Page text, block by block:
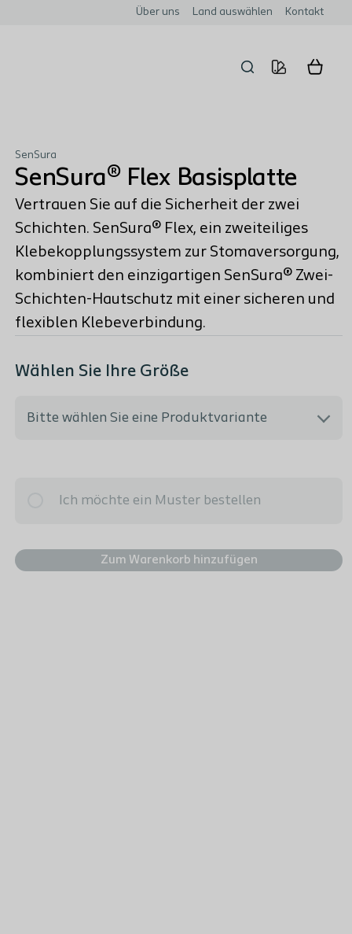
Über uns Land auswählen Kontakt
SenSura
SenSura® Flex Basisplatte
Vertrauen Sie auf die Sicherheit der zwei
Schichten. SenSura® Flex, ein zweiteiliges
Klebekopplungssystem zur Stomaversorgung,
kombiniert den einzigartigen SenSura® Zwei-
Schichten-Hautschutz mit einer sicheren und
flexiblen Klebeverbindung.
Wählen Sie Ihre Größe
Bitte wählen Sie eine Produktvariante
Ich möchte ein Muster bestellen
Zum Warenkorb hinzufügen